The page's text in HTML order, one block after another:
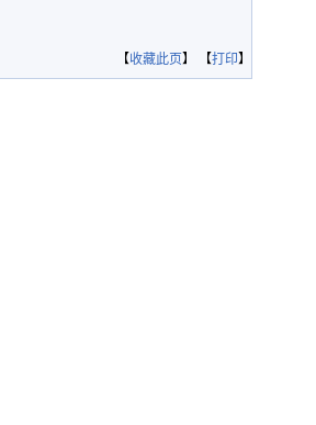
【收藏此页】 【打印】